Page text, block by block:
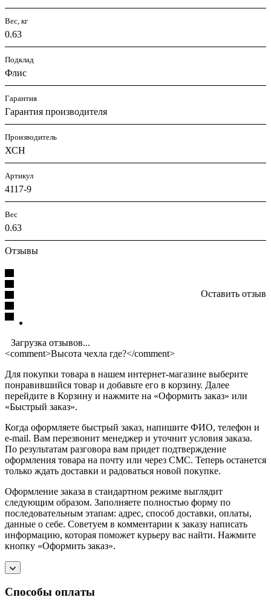
Вес, кг
0.63
Подклад
Флис
Гарантия
Гарантия производителя
Производитель
ХСН
Артикул
4117-9
Вес
0.63
Отзывы
Оставить отзыв
Загрузка отзывов...
<comment>Высота чехла где?</comment>
Для покупки товара в нашем интернет-магазине выберите
понравившийся товар и добавьте его в корзину. Далее
перейдите в Корзину и нажмите на «Оформить заказ» или
«Быстрый заказ».
Когда оформляете быстрый заказ, напишите ФИО, телефон и
e-mail. Вам перезвонит менеджер и уточнит условия заказа.
По результатам разговора вам придет подтверждение
оформления товара на почту или через СМС. Теперь останется
только ждать доставки и радоваться новой покупке.
Оформление заказа в стандартном режиме выглядит
следующим образом. Заполняете полностью форму по
последовательным этапам: адрес, способ доставки, оплаты,
данные о себе. Советуем в комментарии к заказу написать
информацию, которая поможет курьеру вас найти. Нажмите
кнопку «Оформить заказ».
Способы оплаты